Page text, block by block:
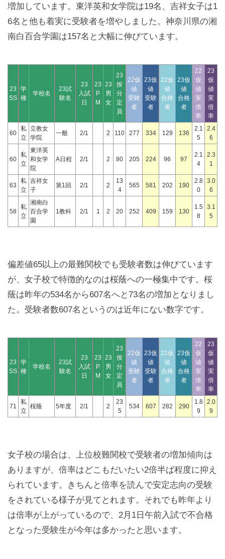
増加しています。東洋英和女学院は19名、吉祥女子は1
6名と他も着実に受験者を増やしました。神奈川県の湘
南白百合学園は157名と大幅に伸びています。
23
SS
学
種
学校名
23試
験名
23
入試
日
23
P
M
23
男
女
23
按
分
定
員
22仮
値
受験
者
23仮
値
受験
者
22仮
値
合格
者
23仮
値
合格
者
22
仮
値
実
倍
率
23
仮
値
実
倍
率
60
私
立
立教女
学院
一般 2/1 2 110 277 334 129 136
2.1
5
2.4
6
60
私
立
東洋英
和女学
院
A日程 2/1 2 80 205 224 96 97
2.1
4
2.3
1
63
私
立
吉祥女
子
第1回 2/1 2
13
4
565 581 202 190
2.8
0
3.0
6
58
私
立
湘南白
百合学
園
1教科 2/1 1 2 20 252 409 159 130
1.5
8
3.1
5
偏差値65以上の最難関校でも受験者数は伸びています
が、女子校で特徴的なのは桜蔭への一極集中です。桜
蔭は昨年の534名から607名へと73名の増加となりまし
た。受験者数607名というのは近年にない数字です。
23
SS
学
種
学校名
23試
験名
23
入試
日
23
P
M
23
男
女
23
按
分
定
員
22仮
値
受験
者
23仮
値
受験
者
22仮
値
合格
者
23仮
値
合格
者
22
仮
値
実
倍
率
23
仮
値
実
倍
率
71
私
立
桜蔭 5年度 2/1 2
23
5
534 607 282 290
1.8
9
2.0
9
女子校の場合は、上位校難関校で受験者の増加傾向は
ありますが、倍率はどこもだいたい2倍半ば程度に抑え
られています。きちんと倍率を読んで安定志向の受験
をされている様子が見てとれます。それでも昨年より
は倍率が上がっているので、2月1日午前入試で不合格
となった受験生が今年は多かったと思います。